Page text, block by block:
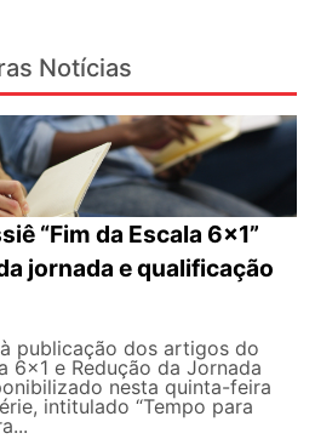
Notícias
“Fim da Escala 6×1”
jornada e qualificação
publicação dos artigos do
6×1 e Redução da Jornada
nesta quinta-feira
intitulado “Tempo para